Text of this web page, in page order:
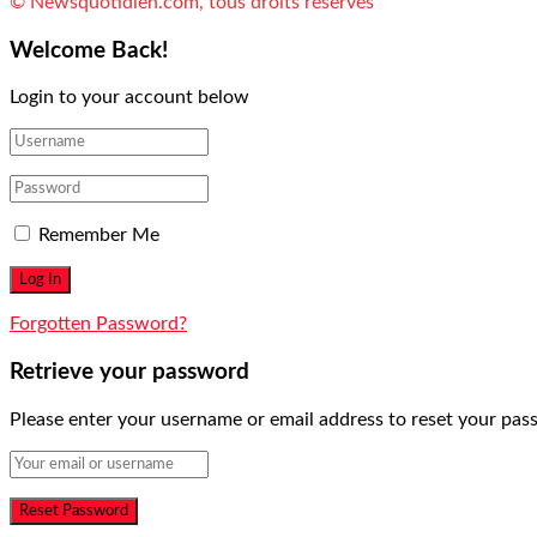
Welcome Back!
Login to your account below
Remember Me
Forgotten Password?
Retrieve your password
Please enter your username or email address to reset your